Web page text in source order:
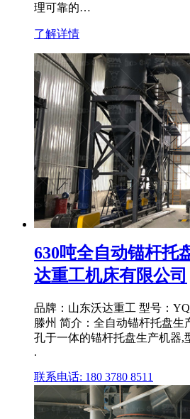
理可靠的…
了解详情
630吨全自动锚杆托
达重工机床有限公司
品牌：山东沃达重工 型号：
滕州 简介：全自动锚杆托盘生
孔于一体的锚杆托盘生产机器,
.
联系电话: 180 3780 8511